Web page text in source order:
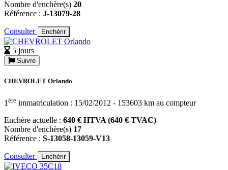
Nombre d'enchère(s) 20
Référence : J-13079-28
Consulter Enchérir
5 jours
Suivre
CHEVROLET Orlando
1 ère immatriculation : 15/02/2012 - 153603 km au compteur
Enchère actuelle : 640 € HTVA (640 € TVAC)
Nombre d'enchère(s) 17
Référence : S-13058-13059-V13
Consulter Enchérir